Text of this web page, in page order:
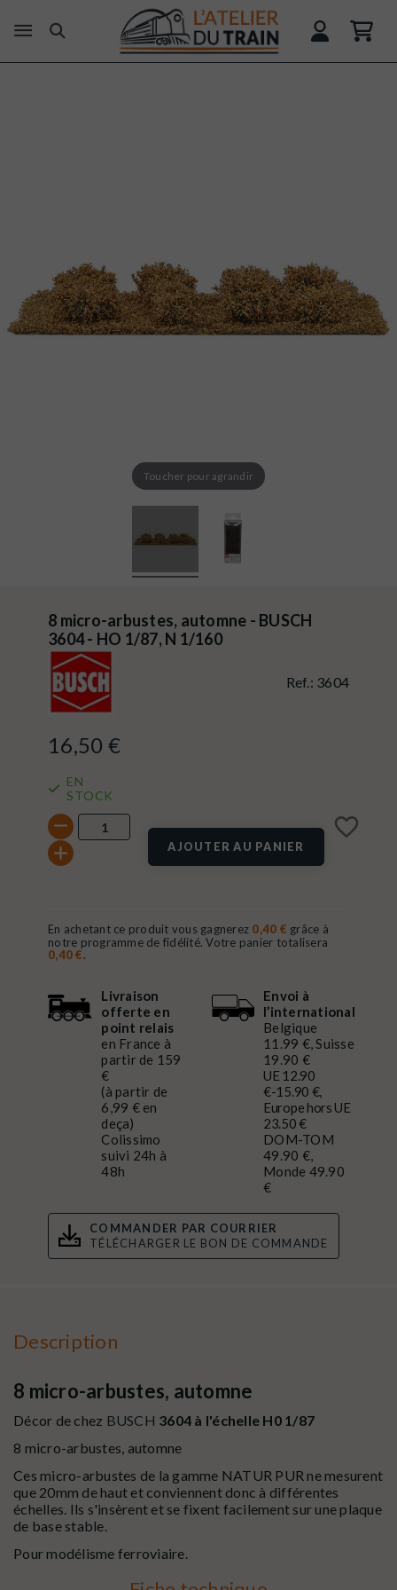
Toucher pour agrandir
8 micro-arbustes, automne - BUSCH
3604 - HO 1/87, N 1/160
Ref.: 3604
16,50 €
EN
STOCK
AJOUTER AU PANIER
favorite_border
En achetant ce produit vous gagnerez 0,40 € grâce à
notre programme de fidélité. Votre panier totalisera
0,40 €.
Livraison
offerte en
point relais
en France à
partir de 159
€
(à partir de
6,99 € en
deça)
Colissimo
suivi 24h à
48h
Envoi à
l’international
Belgique
11.99 €, Suisse
19.90 €
UE 12.90
€-15.90 €,
Europe hors UE
23.50 €
DOM-TOM
49.90 €,
Monde 49.90
€
COMMANDER PAR COURRIER
TÉLÉCHARGER LE BON DE COMMANDE
Description
8 micro-arbustes, automne
Décor de chez BUSCH 3604 à l'échelle H0 1/87
8 micro-arbustes, automne
Ces micro-arbustes de la gamme NATUR PUR ne mesurent
que 20mm de haut et conviennent donc à différentes
échelles. Ils s'insèrent et se fixent facilement sur une plaque
de base stable.
Pour modélisme ferroviaire.